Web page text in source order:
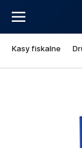
Kasy fiskalne